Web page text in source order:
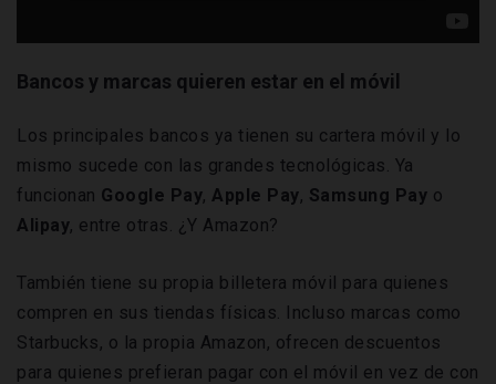
Bancos y marcas quieren estar en el móvil
Los principales bancos ya tienen su cartera móvil y lo
mismo sucede con las grandes tecnológicas. Ya
funcionan Google Pay, Apple Pay, Samsung Pay o
Alipay, entre otras. ¿Y Amazon?
También tiene su propia billetera móvil para quienes
compren en sus tiendas físicas. Incluso marcas como
Starbucks, o la propia Amazon, ofrecen descuentos
para quienes prefieran pagar con el móvil en vez de con